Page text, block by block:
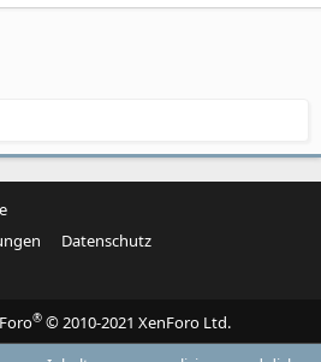
Homöopathie
Datenschutz
® © 2010-2021 XenForo Ltd.